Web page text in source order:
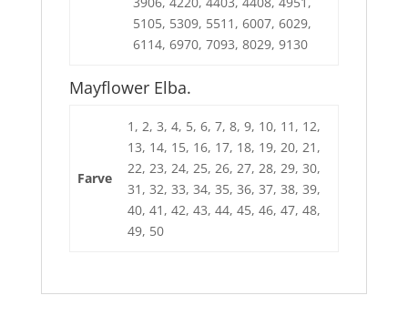
5105, 5309, 5511, 6007, 6029,
6114, 6970, 7093, 8029, 9130
Mayflower Elba.
Farve
1, 2, 3, 4, 5, 6, 7, 8, 9, 10, 11, 12,
13, 14, 15, 16, 17, 18, 19, 20, 21,
22, 23, 24, 25, 26, 27, 28, 29, 30,
31, 32, 33, 34, 35, 36, 37, 38, 39,
40, 41, 42, 43, 44, 45, 46, 47, 48,
49, 50